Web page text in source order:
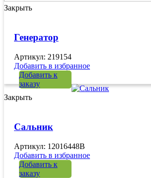
Закрыть
Генератор
Артикул: 219154
Добавить в избранное
Добавить к
заказу
Закрыть
Сальник
Артикул: 12016448B
Добавить в избранное
Добавить к
заказу